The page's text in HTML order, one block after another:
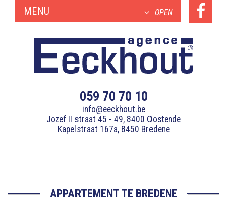
MENU OPEN
059 70 70 10
info@eeckhout.be
Jozef II straat 45 - 49, 8400 Oostende
Kapelstraat 167a, 8450 Bredene
APPARTEMENT TE BREDENE